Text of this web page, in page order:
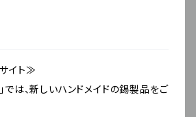
イト≫
では、新しいハンドメイドの錫製品をご